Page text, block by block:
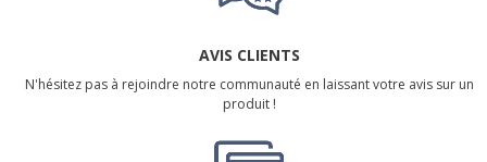
AVIS CLIENTS
N'hésitez pas à rejoindre notre communauté en laissant votre avis sur un
produit !